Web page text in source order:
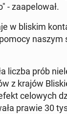
- za­ape­lo­wał.
w bliskim
liczba prób
z krajów
ce­lo­wych
prawie 30